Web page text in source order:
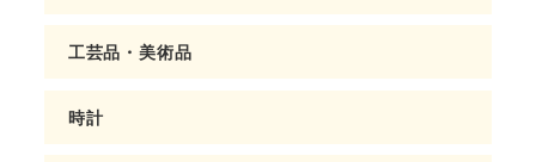
工芸品・美術品
時計